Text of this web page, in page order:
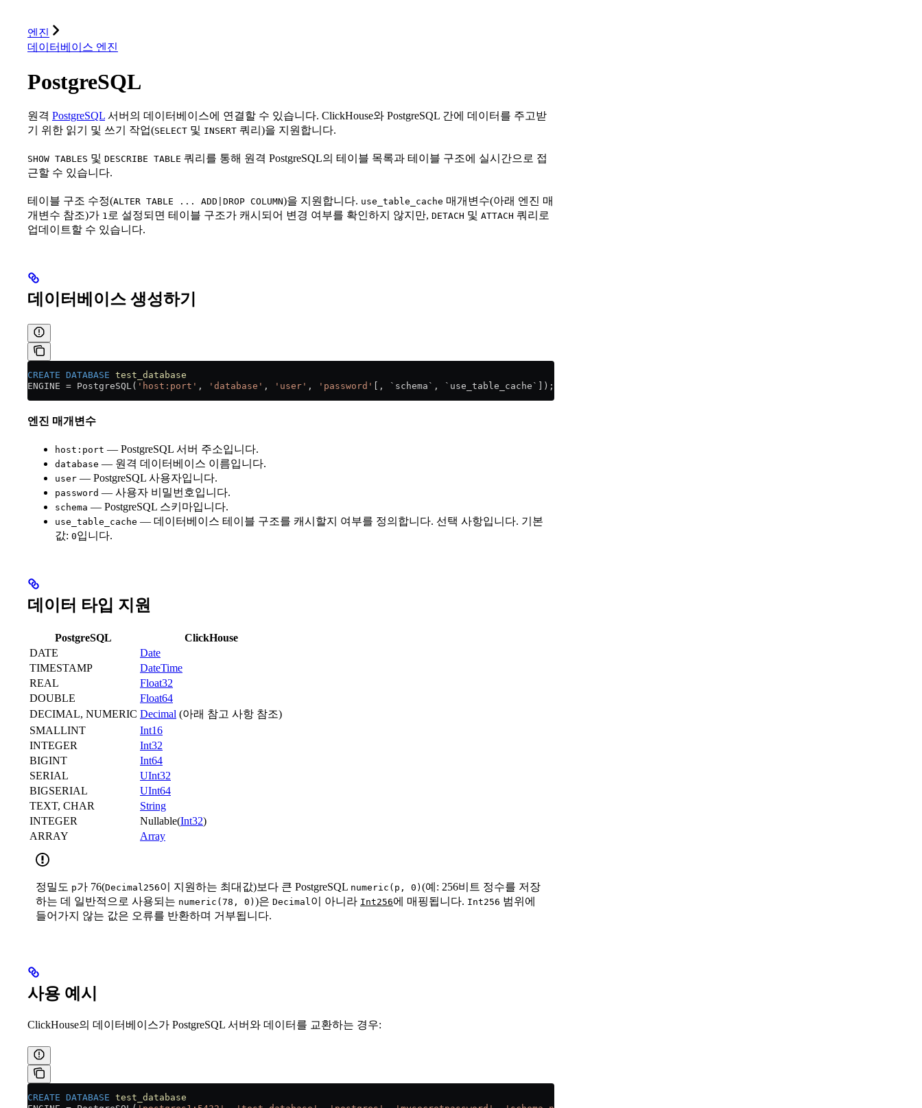
엔진
데이터베이스 엔진
PostgreSQL
원격 PostgreSQL 서버의 데이터베이스에 연결할 수 있습니다. ClickHouse와 PostgreSQL 간에 데이터를 주고받
기 위한 읽기 및 쓰기 작업(SELECT 및 INSERT 쿼리)을 지원합니다.
SHOW TABLES 및 DESCRIBE TABLE 쿼리를 통해 원격 PostgreSQL의 테이블 목록과 테이블 구조에 실시간으로 접
근할 수 있습니다.
테이블 구조 수정(ALTER TABLE ... ADD|DROP COLUMN)을 지원합니다. use_table_cache 매개변수(아래 엔진 매
개변수 참조)가 1로 설정되면 테이블 구조가 캐시되어 변경 여부를 확인하지 않지만, DETACH 및 ATTACH 쿼리로
업데이트할 수 있습니다.
데이터베이스 생성하기
CREATE DATABASE test_database
ENGINE = PostgreSQL( 'host:port' , 'database' , 'user' , 'password' [, `schema`, `use_table_cache`]);
엔진 매개변수
host:port — PostgreSQL 서버 주소입니다.
database — 원격 데이터베이스 이름입니다.
user — PostgreSQL 사용자입니다.
password — 사용자 비밀번호입니다.
schema — PostgreSQL 스키마입니다.
use_table_cache — 데이터베이스 테이블 구조를 캐시할지 여부를 정의합니다. 선택 사항입니다. 기본
값: 0입니다.
데이터 타입 지원
PostgreSQL
ClickHouse
DATE
Date
TIMESTAMP
DateTime
REAL
Float32
DOUBLE
Float64
DECIMAL, NUMERIC Decimal (아래 참고 사항 참조)
SMALLINT
Int16
INTEGER
Int32
BIGINT
Int64
SERIAL
UInt32
BIGSERIAL
UInt64
TEXT, CHAR
String
INTEGER
Nullable(Int32)
ARRAY
Array
정밀도 p가 76(Decimal256이 지원하는 최대값)보다 큰 PostgreSQL numeric(p, 0) (예: 256비트 정수를 저장
하는 데 일반적으로 사용되는 numeric(78, 0) )은 Decimal이 아니라 Int256에 매핑됩니다. Int256 범위에
들어가지 않는 값은 오류를 반환하며 거부됩니다.
사용 예시
ClickHouse의 데이터베이스가 PostgreSQL 서버와 데이터를 교환하는 경우:
CREATE DATABASE test_database